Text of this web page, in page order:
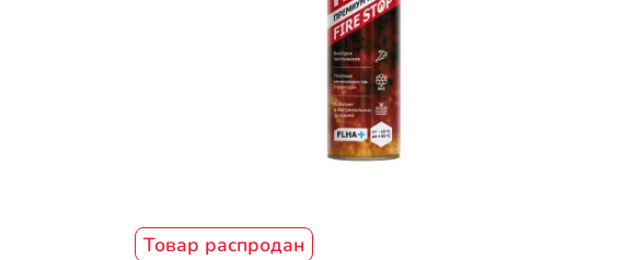
Товар распродан